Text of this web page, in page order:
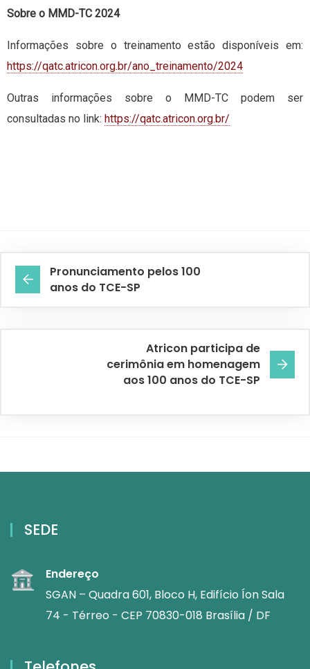
Sobre o MMD-TC 2024
Informações sobre o treinamento estão disponíveis em:
https://qatc.atricon.org.br/ano_treinamento/2024
Outras informações sobre o MMD-TC podem ser
consultadas no link: https://qatc.atricon.org.br/
Pronunciamento pelos 100
anos do TCE-SP
Atricon participa de
cerimônia em homenagem
aos 100 anos do TCE-SP
SEDE
Endereço
SGAN – Quadra 601, Bloco H, Edifício Íon Sala
74 - Térreo - CEP 70830-018 Brasília / DF